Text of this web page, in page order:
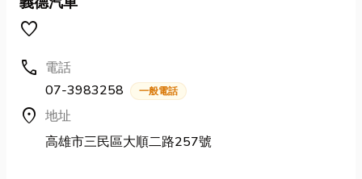
favorite
call 電話
07-3983258
一般電話
location_on 地址
高雄市三民區大順二路257號